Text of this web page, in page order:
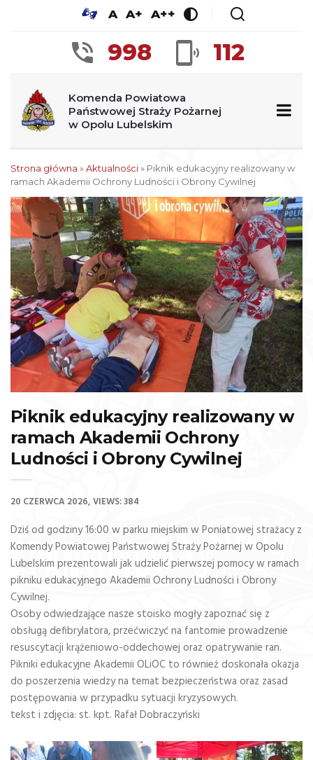
A A+ A++
998 112
Komenda Powiatowa
Państwowej Straży Pożarnej
w Opolu Lubelskim
Strona główna »Aktualności» Piknik edukacyjny realizowany w
ramach Akademii Ochrony Ludności i Obrony Cywilnej
Piknik edukacyjny realizowany w
ramach Akademii Ochrony
Ludności i Obrony Cywilnej
20 CZERWCA 2026 VIEWS: 384
Dziś od godziny 16:00 w parku miejskim w Poniatowej strażacy z
Komendy Powiatowej Państwowej Straży Pożarnej w Opolu
Lubelskim prezentowali jak udzielić pierwszej pomocy w ramach
pikniku edukacyjnego Akademii Ochrony Ludności i Obrony
Cywilnej.
Osoby odwiedzające nasze stoisko mogły zapoznać się z
obsługą defibrylatora, przećwiczyć na fantomie prowadzenie
resuscytacji krążeniowo-oddechowej oraz opatrywanie ran.
Pikniki edukacyjne Akademii OLiOC to również doskonała okazja
do poszerzenia wiedzy na temat bezpieczeństwa oraz zasad
postępowania w przypadku sytuacji kryzysowych.
tekst i zdjęcia: st. kpt. Rafał Dobraczyński